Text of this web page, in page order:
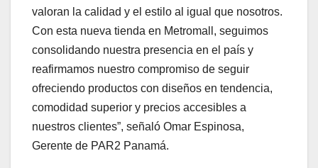
valoran la calidad y el estilo al igual que nosotros.
Con esta nueva tienda en Metromall, seguimos
consolidando nuestra presencia en el país y
reafirmamos nuestro compromiso de seguir
ofreciendo productos con diseños en tendencia,
comodidad superior y precios accesibles a
nuestros clientes”, señaló Omar Espinosa,
Gerente de PAR2 Panamá.